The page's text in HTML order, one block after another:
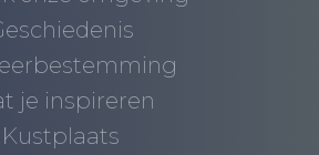
je inspireren
Kustplaats